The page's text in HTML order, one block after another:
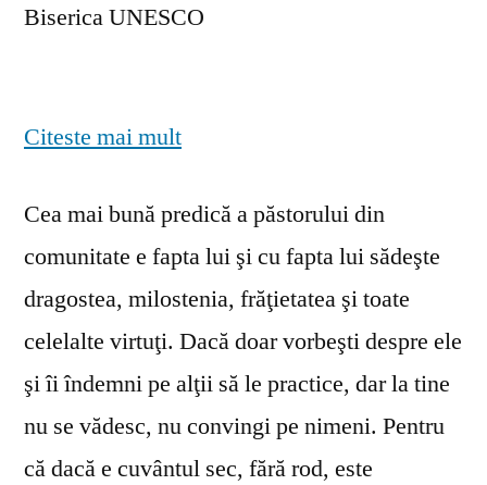
Biserica UNESCO
Citeste mai mult
Cea mai bună predică a păstorului din
comunitate e fapta lui şi cu fapta lui sădeşte
dragostea, milostenia, frăţietatea şi toate
celelalte virtuţi. Dacă doar vorbeşti despre ele
şi îi îndemni pe alţii să le practice, dar la tine
nu se vă­desc, nu convingi pe nimeni. Pentru
că dacă e cuvântul sec, fără rod, este